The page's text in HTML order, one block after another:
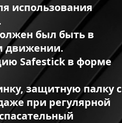
использования
был быть в
движении.
Safestick в форме
защитную палку с
при регулярной